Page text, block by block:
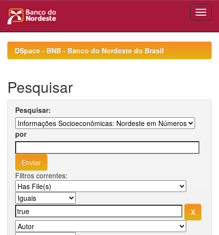
navigationDSpace - BNB - Banco do Nordeste do Brasil
Pesquisar
Pesquisar:
por
Filtros correntes: